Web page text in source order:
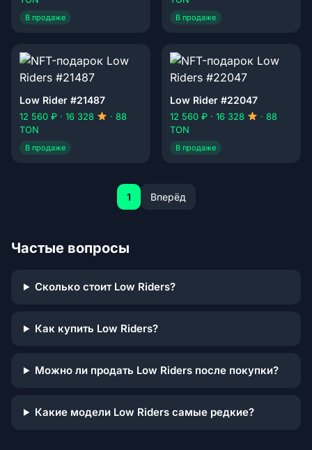
В продаже В продаже
Low Rider #21487
12 560 ₽ · 16 328
· 88
TON
В продаже
Low Rider #22047
12 560 ₽ · 16 328
· 88
TON
В продаже
1 Вперёд
Частые вопросы
Сколько стоит Low Riders?
Как купить Low Riders?
Можно ли продать Low Riders после покупки?
Какие модели Low Riders самые редкие?